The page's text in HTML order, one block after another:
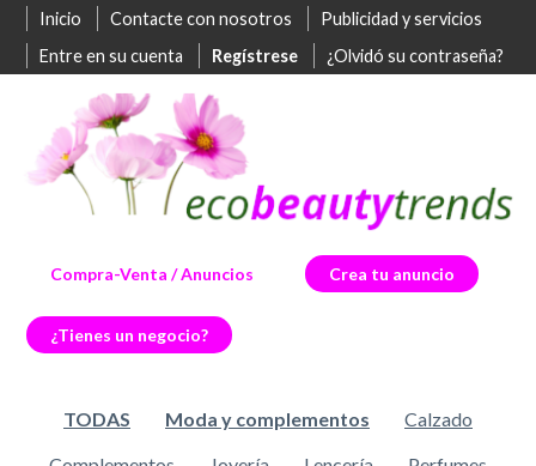
Inicio Contacte con nosotros
Publicidad y servicios
Entre en su cuenta
Regístrese ¿Olvidó su contraseña?
Compra-Venta / Anuncios Crea tu anuncio
¿Tienes un negocio?
TODAS Moda y complementos
Calzado